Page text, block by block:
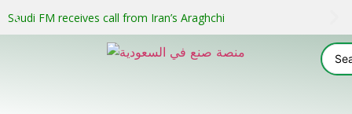
Saudi FM receives call from Iran’s Araghchi